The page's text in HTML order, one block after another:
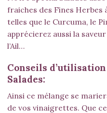
fraiches des Fines Herbes
telles que le Curcuma, le
apprécierez aussi la
l’Ail…
Conseils
Salades:
Ainsi ce mélange se
de vos vinaigrettes. Que